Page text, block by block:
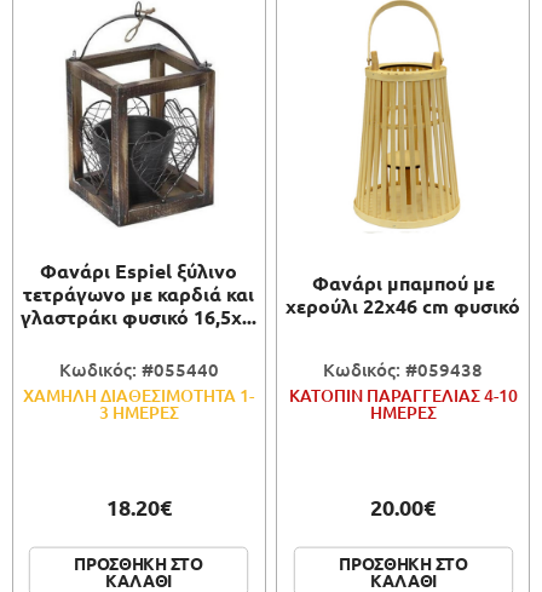
ΕΙΔΗ ΓΡΑΦΕΙΟΥ
ΤΕΧΝΟΛΟΓΙΑ
ΕΠΑΓΓΕΛΜΑΤΙΚΑ
ΔΩΡΑ - ΔΙΑΚΟΣΜΗΣΗ
ΚΑΛΛΙΤΕΧΝΙΚΑ
Φανάρι Espiel ξύλινο
τετράγωνο με καρδιά και
γλαστράκι φυσικό 16,5x...
Κωδικός: #055440
ΧΑΜΗΛΗ ΔΙΑΘΕΣΙΜΟΤΗΤΑ 1-
3 ΗΜΕΡΕΣ
18.20€
ΠΡΟΣΘΗΚΗ ΣΤΟ
ΚΑΛΑΘΙ
Φανάρι μπαμπού με
χερούλι 22x46 cm φυσικό
Κωδικός: #059438
ΚΑΤΟΠΙΝ ΠΑΡΑΓΓΕΛΙΑΣ 4-10
ΗΜΕΡΕΣ
20.00€
ΠΡΟΣΘΗΚΗ ΣΤΟ
ΚΑΛΑΘΙ